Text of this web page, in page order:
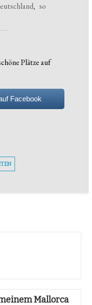
so
Plätze auf
Facebook
Mallorca